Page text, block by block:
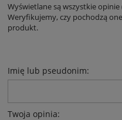
Wyświetlane są wszystkie
Weryfikujemy, czy pochodzą
produkt.
Imię lub pseudonim:
Twoja opinia: